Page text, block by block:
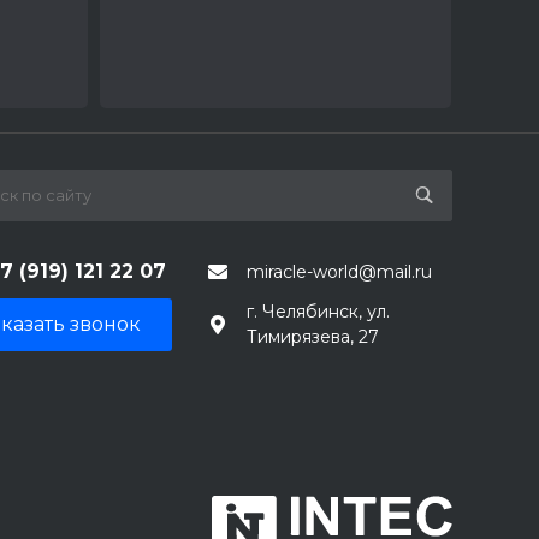
(919) 121 22 07 miracle-world@mail.ru
звонок
г. Челябинск, ул.
Тимирязева, 27